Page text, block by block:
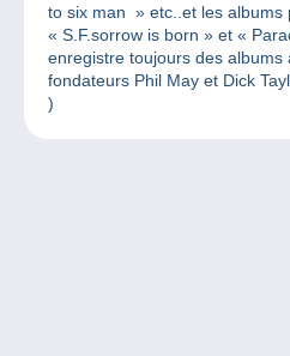
to six man » etc..et les albums
« S.F.sorrow is born » et «
enregistre toujours des albums
fondateurs Phil May et Dick
)